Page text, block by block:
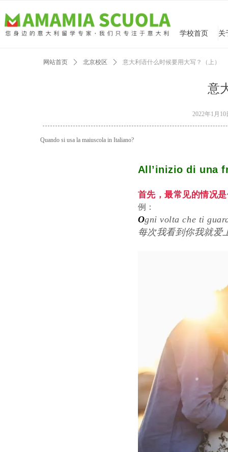
学校首页
意
网站首页 ꄲ 北京校区 ꄲ 意大利语什么时候要用大写？（上）
All’inizio di una
首先，最常见的情况
例：
Ogni volta che ti
每次我看到你我就爱
2022年1月10
Quando si usa la maiuscola in Italiano?